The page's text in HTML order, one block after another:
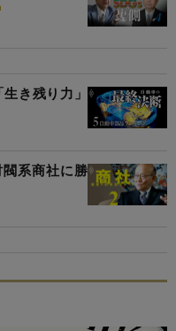
き残り力」
系商社に勝